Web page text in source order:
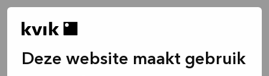
Deze website maakt gebruik